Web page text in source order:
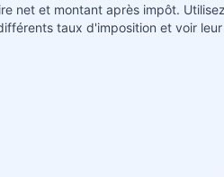
net et montant après impôt.
taux d'imposition et voir